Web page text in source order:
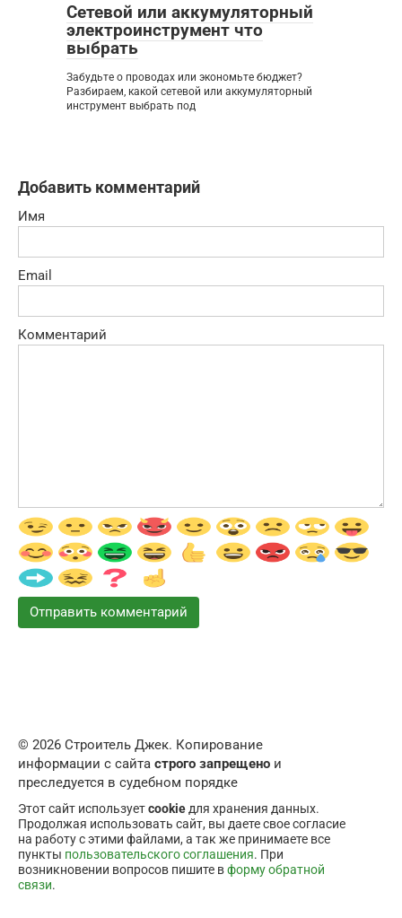
Сетевой или аккумуляторный
электроинструмент что
выбрать
Забудьте о проводах или экономьте бюджет?
Разбираем, какой сетевой или аккумуляторный
инструмент выбрать под
Добавить комментарий
Имя
Email
Комментарий
© 2026 Строитель Джек. Копирование
информации с сайта строго запрещено и
преследуется в судебном порядке
Этот сайт используетcookieдля хранения данных.
Продолжая использовать сайт, вы даете свое согласие
на работу с этими файлами, а так же принимаете все
пункты пользовательского соглашения. При
возникновении вопросов пишите вформу обратной
связи.